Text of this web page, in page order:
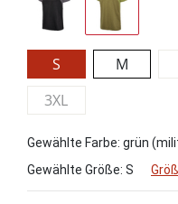
S M
3XL
Gewählte Farbe: grün
Gewählte Größe: S